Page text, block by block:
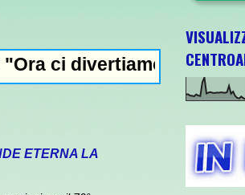
in staffetta"- L'Italia
ETERNA LA